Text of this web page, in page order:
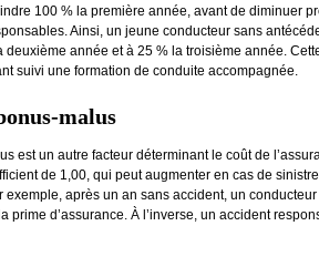
100 % la première année, avant de diminuer
Ainsi, un jeune conducteur sans
deuxième année et à 25 % la troisième année.
suivi une formation de conduite accompagnée​​.
malus
est un autre facteur déterminant le coût de
de 1,00, qui peut augmenter en cas de
exemple, après un an sans accident, un
prime d’assurance. À l’inverse, un accident